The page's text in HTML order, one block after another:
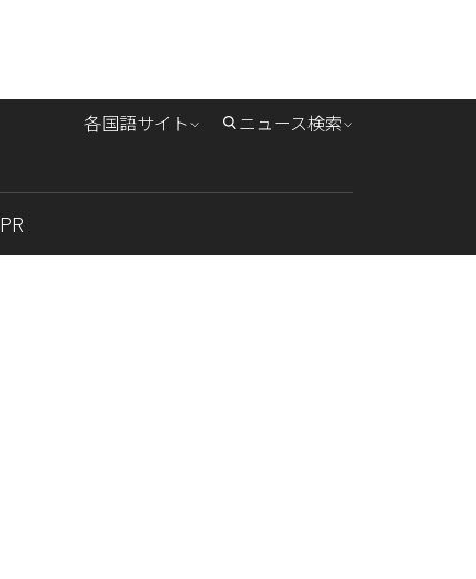
各国語サイト ニュース検索
PR